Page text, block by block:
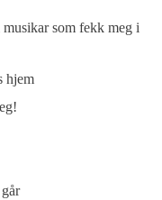
som fekk meg i
hjem